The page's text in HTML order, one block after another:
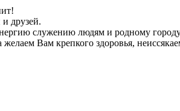
друзей.
служению людям и родному
Вам крепкого здоровья,